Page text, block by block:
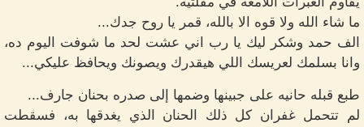
ما شاء الله ولا قوه الا بالله، قمر يا روح جدك...
الف حمد وشكر ليك يا رب اني عشت لحد ما شوفت اليوم ده،
وانا بسلمك لعريسك اللي هيقدرك ويصونك ويحافظ عليكي...
طبع قبله حانيه على جبينها وضمها إلى صدره بحنان جارف...
لم تتحمل غفران كل ذلك الحنان الذي يغدقها به، فسقطت